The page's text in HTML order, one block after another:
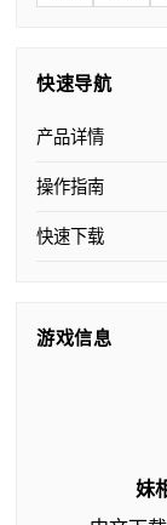
快速导航
产品详情
操作指南
快速下载
游戏信息
妹